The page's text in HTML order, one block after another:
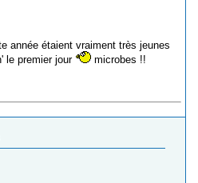
année étaient vraiment très jeunes
le premier jour
microbes !!